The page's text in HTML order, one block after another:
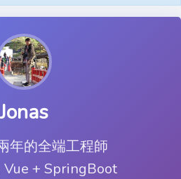
Jonas
年的全端工程師
Vue + SpringBoot